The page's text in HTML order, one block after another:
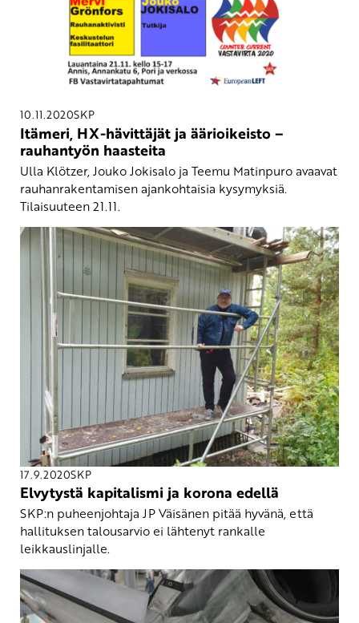
10.11.2020SKP
Itämeri, HX-hävittäjät ja äärioikeisto –
rauhantyön haasteita
Ulla Klötzer, Jouko Jokisalo ja Teemu Matinpuro avaavat
rauhanrakentamisen ajankohtaisia kysymyksiä.
Tilaisuuteen 21.11.
17.9.2020SKP
Elvytystä kapitalismi ja korona edellä
SKP:n puheenjohtaja JP Väisänen pitää hyvänä, että
hallituksen talousarvio ei lähtenyt rankalle
leikkauslinjalle.